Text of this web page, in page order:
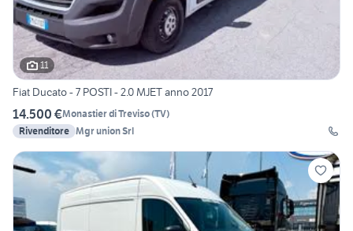
11
Fiat Ducato - 7 POSTI - 2.0 MJET anno 2017
14.500 €Monastier di Treviso(TV)
Rivenditore Mgr union Srl